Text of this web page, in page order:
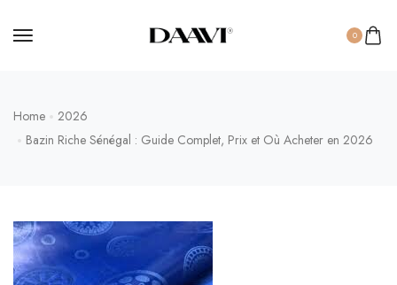
0
Home
2026
Bazin Riche Sénégal : Guide Complet, Prix et Où Acheter en 2026